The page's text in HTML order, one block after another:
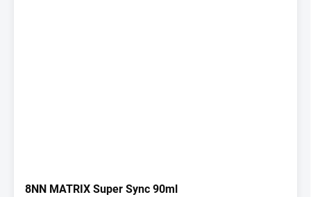
8NN MATRIX Super Sync 90ml